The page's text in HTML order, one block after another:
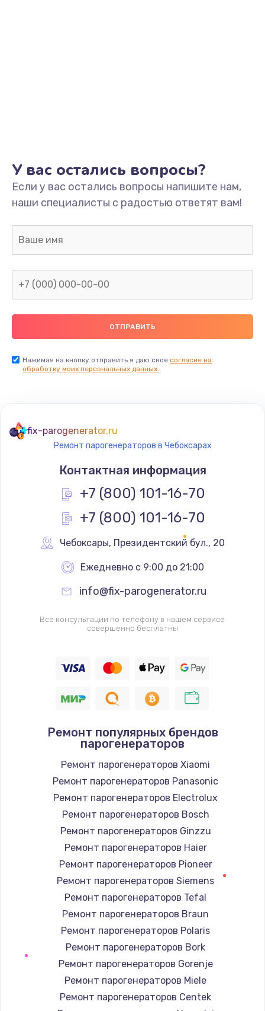
Заказать
Замена микросхемы зарядки
Замена микросхемы NFC
Заказать
Ремонт мембраны
Заказать
от 880 руб.
Заказать
Замена микросхемы Bluetooth
от 1100 руб.
Ремонт аккумулятора
Заказать
Ремонт Bluetooth модуля
от 880 руб.
Заказать
Ремонт динамика
от 550 руб.
Заказать
Ремонт микросхемы питания
от 1100 руб.
Заказать
Замена задней крышки
от 550 руб.
Заказать
Ремонт вибромотора
У вас остались вопросы?
Если у вас остались вопросы напишите нам,
наши специалисты с радостью ответят вам!
Нажимая на кнопку отправить я даю свое согласие на
обработку моих персональных данных.
fix-parogenerator.ru
Ремонт парогенераторов в Чебоксарах
Контактная информация
+7 (800) 101-16-70
+7 (800) 101-16-70
Чебоксары, Президентский бул., 20
Ежедневно с 9:00 до 21:00
info@fix-parogenerator.ru
Все консультации по телефону в нашем сервисе
совершенно бесплатны
Ремонт популярных брендов
парогенераторов
Ремонт парогенераторов Xiaomi
Ремонт парогенераторов Panasonic
Ремонт парогенераторов Electrolux
Ремонт парогенераторов Bosch
Ремонт парогенераторов Ginzzu
Ремонт парогенераторов Haier
Ремонт парогенераторов Pioneer
Ремонт парогенераторов Siemens
Ремонт парогенераторов Tefal
Ремонт парогенераторов Braun
Ремонт парогенераторов Polaris
Ремонт парогенераторов Bork
Ремонт парогенераторов Gorenje
Ремонт парогенераторов Miele
Ремонт парогенераторов Centek